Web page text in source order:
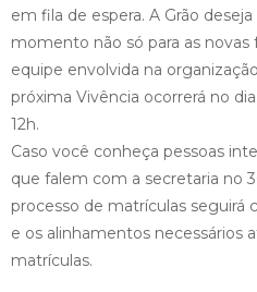
em fila de espera. A Grão
momento não só para as
equipe envolvida na
próxima Vivência ocorrerá no
12h.
Caso você conheça pessoas
que falem com a secretaria no
processo de matrículas seguirá
e os alinhamentos necessários
matrículas.